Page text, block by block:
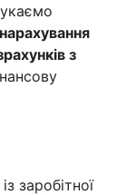
з
заробітної